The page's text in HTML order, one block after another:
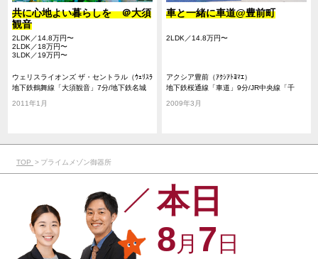
共に心地よい暮らしを ＠大須
観音
2LDK／14.8万円〜
2LDK／18万円〜
3LDK／19万円〜
ウェリスライオンズ ザ・セントラル（ｳｪﾘｽﾗ
ｲｵﾝｽﾞ ｻﾞｾﾝﾄﾗﾙ）
地下鉄鶴舞線「大須観音」7分/地下鉄名城
2011年1月
車と一緒に車道@豊前町
2LDK／14.8万円〜
アクシア豊前（ｱｸｼｱﾄﾖﾏｴ）
地下鉄桜通線「車道」9分/JR中央線「千
2009年3月
TOP プライムメゾン御器所
本日
8 月 7 日